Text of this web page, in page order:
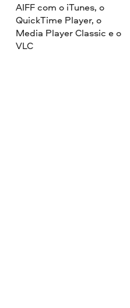
AIFF com o iTunes, o
QuickTime Player, o
Media Player Classic e o
VLC